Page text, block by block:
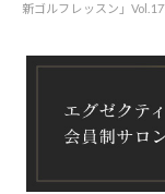
新ゴルフレッスン」